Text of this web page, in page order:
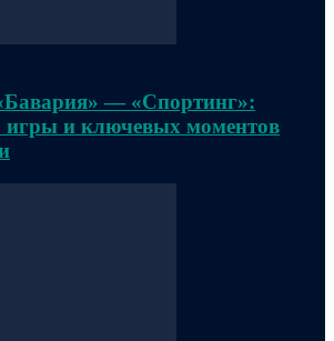
— «Спортинг»:
игры и ключевых моментов